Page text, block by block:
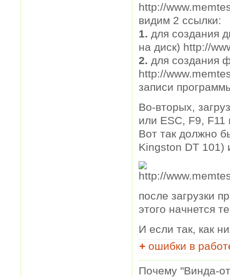
http://
видим 2 ссылки:
1. для создания
на диск) http://
2. для создания
http://
записи
Во-вторых,
или ESC, F9, F11
Вот так должно
Kingston DT 101)
после загрузки
этого начнется
И если так, как
+ ошибки в
Почему "Винда-